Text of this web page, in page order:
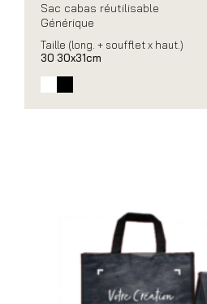
Sac cabas réutilisable
Générique
Taille (long. + soufflet x haut.)
30 30x31cm